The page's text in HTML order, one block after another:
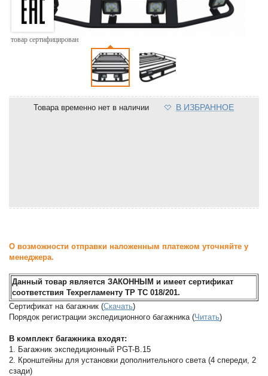
товар сертифицирован
Товара временно нет в наличии В ИЗБРАННОЕ
О возможности отправки наложенным платежом уточняйте у
менеджера.
Данный товар является ЗАКОННЫМ и имеет сертификат
соответствия Техрегламенту ТР ТС 018/201.
Сертификат на багажник (Скачать)
Порядок регистрации экспедиционного багажника (Читать)
В комплект багажника входят:
1. Багажник экспедиционный PGT-B.15
2. Кронштейны для установки дополнительного света (4 спереди, 2
сзади)